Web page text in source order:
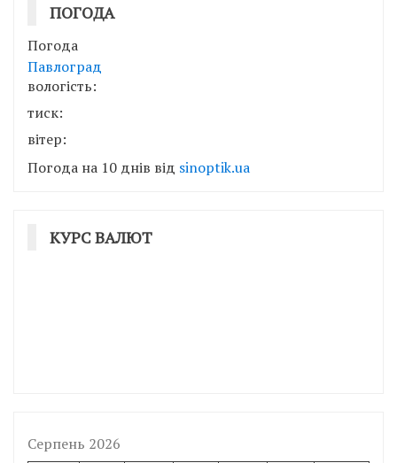
ПОГОДА
Погода
Павлоград
вологість:
тиск:
вітер:
Погода на 10 днів від sinoptik.ua
КУРС ВАЛЮТ
Серпень 2026